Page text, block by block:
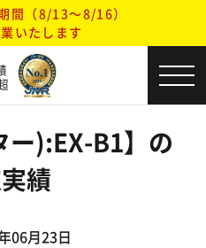
間（8/13～8/16）
いたします
ー):EX-B1】の
績
06月23日